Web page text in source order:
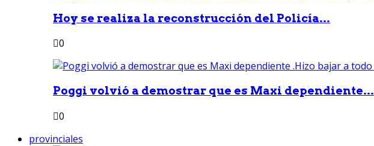
Hoy se realiza la reconstrucción del Policía...
0
Poggi volvió a demostrar que es Maxi dependiente...
0
provinciales